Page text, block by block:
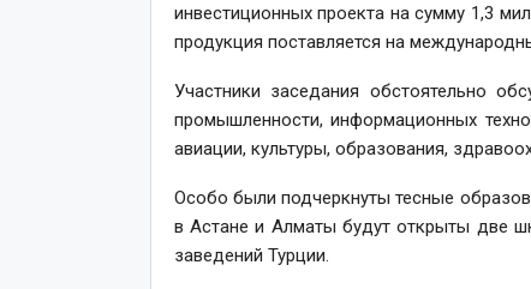
инвестиционных проекта на сумму 1,3
продукция поставляется на
Участники заседания обстоятельно
промышленности, информационных
авиации, культуры, образования,
Особо были подчеркнуты тесные
в Астане и Алматы будут открыты две
заведений Турции.